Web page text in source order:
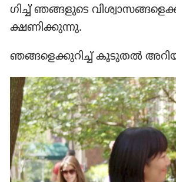
ഗിച്ച്‌ ഞങ്ങളുടെ
ക്ഷണിക്കു​ന്നു.
ഞങ്ങളെ​ക്കു​റിച്ച്‌ കൂടുതൽ